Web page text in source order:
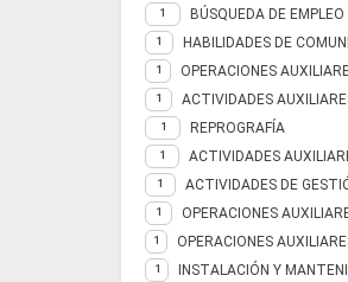
1
1
1
1
1 REPROGRAFÍA
1
1
1
1
1